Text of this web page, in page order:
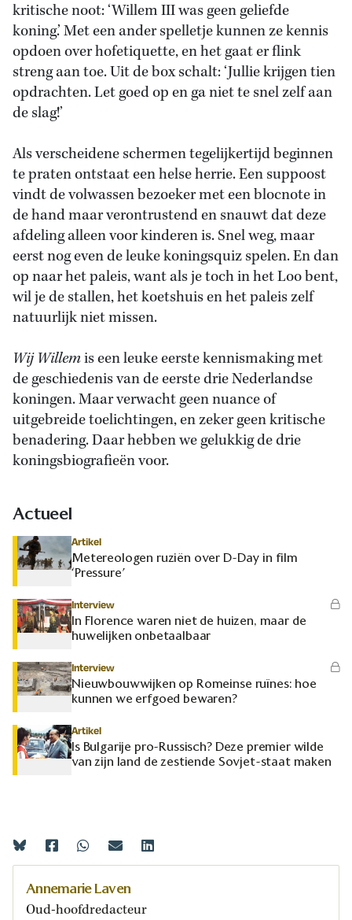
kritische noot: ‘Willem III was geen geliefde
koning.’ Met een ander spelletje kunnen ze kennis
opdoen over hofetiquette, en het gaat er flink
streng aan toe. Uit de box schalt: ‘Jullie krijgen tien
opdrachten. Let goed op en ga niet te snel zelf aan
de slag!’
Als verscheidene schermen tegelijkertijd beginnen
te praten ontstaat een helse herrie. Een suppoost
vindt de volwassen bezoeker met een blocnote in
de hand maar verontrustend en snauwt dat deze
afdeling alleen voor kinderen is. Snel weg, maar
eerst nog even de leuke koningsquiz spelen. En dan
op naar het paleis, want als je toch in het Loo bent,
wil je de stallen, het koetshuis en het paleis zelf
natuurlijk niet missen.
Wij Willemis een leuke eerste kennismaking met
de geschiedenis van de eerste drie Nederlandse
koningen. Maar verwacht geen nuance of
uitgebreide toelichtingen, en zeker geen kritische
benadering. Daar hebben we gelukkig de drie
koningsbiografieën voor.
Actueel
Artikel
Metereologen ruziën over D-Day in film
‘Pressure’
Interview
In Florence waren niet de huizen, maar de
huwelijken onbetaalbaar
Interview
Nieuwbouwwijken op Romeinse ruïnes: hoe
kunnen we erfgoed bewaren?
Artikel
Is Bulgarije pro-Russisch? Deze premier wilde
van zijn land de zestiende Sovjet-staat maken
Annemarie Laven
Oud-hoofdredacteur